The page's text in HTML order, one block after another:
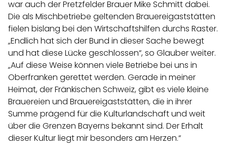
war auch der Pretzfelder Brauer Mike Schmitt dabei.
Die als Mischbetriebe geltenden Brauereigaststätten
fielen bislang bei den Wirtschaftshilfen durchs Raster.
„Endlich hat sich der Bund in dieser Sache bewegt
und hat diese Lücke geschlossen“, so Glauber weiter.
„Auf diese Weise können viele Betriebe bei uns in
Oberfranken gerettet werden. Gerade in meiner
Heimat, der Fränkischen Schweiz, gibt es viele kleine
Brauereien und Brauereigaststätten, die in ihrer
Summe prägend für die Kulturlandschaft und weit
über die Grenzen Bayerns bekannt sind. Der Erhalt
dieser Kultur liegt mir besonders am Herzen.“